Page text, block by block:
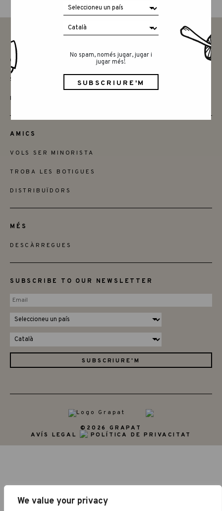
We value your privacy
No spam, només jugar, jugar i
jugar més!
CONTACTAR
SAY HELLO
INSTAGRAM
AMICS
VOLS SER MINORISTA
TROBA LES BOTIGUES
DISTRIBUÏDORS
MÉS
DESCÀRREGUES
SUBSCRIBE TO OUR NEWSLETTER
©2026 GRAPAT
AVÍS LEGAL
POLÍTICA DE PRIVACITAT